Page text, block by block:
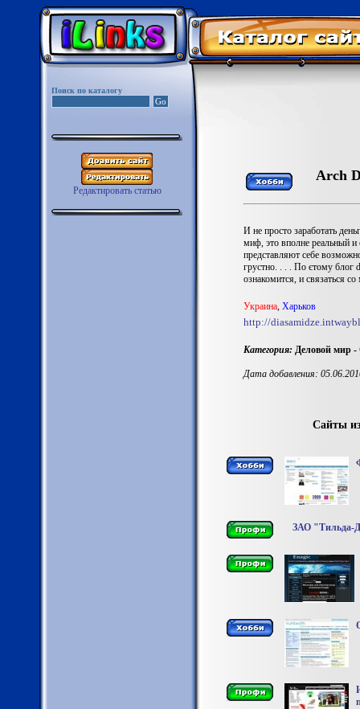
Поиск по каталогу
Редактировать статью
Arch
И не просто заработать
миф, это вполне реальный
представляют себе
грустно. . . . По єтому блог
ознакомится, и связаться
Украина, Харьков
http://
Категория: Деловой мир -
Дата добавления:
Сайты
ЗАО "Тильда-